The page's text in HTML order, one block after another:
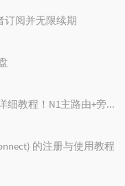
订阅并无限续期
最新斐讯N1刷OpenWRT软路由系统 超详细教程！N1主路由+旁路由设置/N1刷路由器
的注册与使用教程